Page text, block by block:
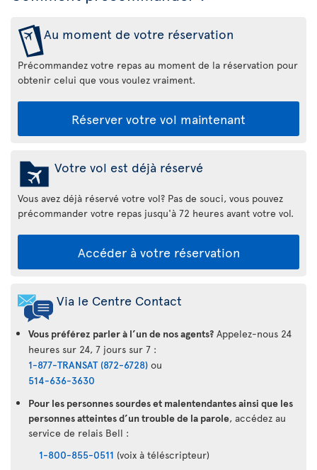
Au moment de votre réservation
Précommandez votre repas au moment de la réservation pour
obtenir celui que vous voulez vraiment.
Réserver votre vol maintenant
Votre vol est déjà réservé
Vous avez déjà réservé votre vol? Pas de souci, vous pouvez
précommander votre repas jusqu'à 72 heures avant votre vol.
Accéder à votre réservation
Via le Centre Contact
Vous préférez parler à l’un de nos agents? Appelez-nous 24
heures sur 24, 7 jours sur 7 :
1-877-TRANSAT (872-6728) ou
514-636-3630
Pour les personnes sourdes et malentendantes ainsi que les
personnes atteintes d’un trouble de la parole, accédez au
service de relais Bell :
1-800-855-0511 (voix à téléscripteur)